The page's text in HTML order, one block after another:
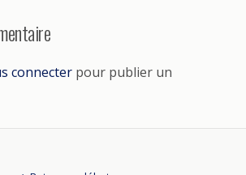
connecter pour publier un